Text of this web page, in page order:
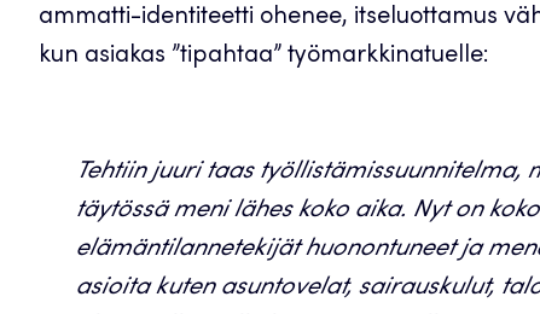
ammatti-identiteetti ohenee, itseluottamus
kun asiakas ”tipahtaa” työmarkkinatuelle:
Tehtiin juuri taas
täytössä meni lähes koko aika. Nyt on
elämäntilannetekijät huonontuneet ja
asioita kuten asuntovelat, sairauskulut,